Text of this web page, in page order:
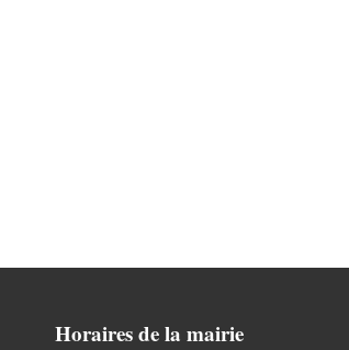
Horaires de la mairie